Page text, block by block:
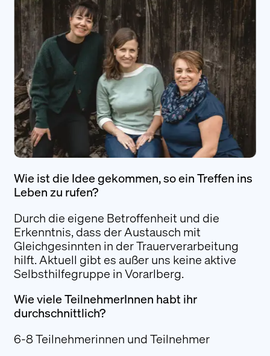
Kontaktieren Sie uns
Alarmierung
Unsere Fotograf:innen stehen auf Wunsch
von Sternenkind-Eltern in allen Vorarlberger
Krankenhäusern zur Verfügung. Betroffene
Sternenkind-Eltern in Vorarlberg können sich
im Krankenhaus direkt an die betreuende
Hebamme wenden.
An Stern für a Sternle
Wir möchten Sternenkinder sichtbar machen
und ihnen mit einem Stern in der Gesellschaft
An Stern für a Sternle
Trauerwanderung
Wir laden Eltern von Sternenkindern ein, in
Raum zu geben und ihrem Kind in liebevoller
Verbundenheit nahe zu sein.
Trauerwanderung
Wie ist die Idee gekommen, so ein Treffen ins
Leben zu rufen?
Durch die eigene Betroffenheit und die
Erkenntnis, dass der Austausch mit
Gleichgesinnten in der Trauerverarbeitung
hilft. Aktuell gibt es außer uns keine aktive
Selbsthilfegruppe in Vorarlberg.
Wie viele TeilnehmerInnen habt ihr
durchschnittlich?
6-8 Teilnehmerinnen und Teilnehmer